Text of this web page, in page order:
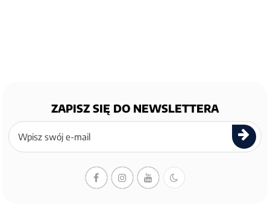
ZAPISZ SIĘ DO NEWSLETTERA
Zapisz
się
newslettera